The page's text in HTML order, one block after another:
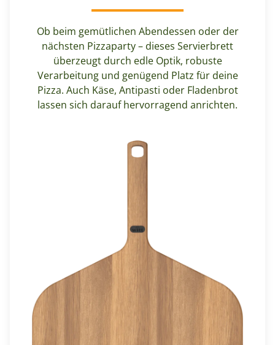
Ob beim gemütlichen Abendessen oder der
nächsten Pizzaparty – dieses Servierbrett
überzeugt durch edle Optik, robuste
Verarbeitung und genügend Platz für deine
Pizza. Auch Käse, Antipasti oder Fladenbrot
lassen sich darauf hervorragend anrichten.